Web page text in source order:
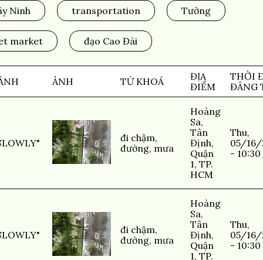
Ninh transportation Tường
market đạo Cao Đài
ẢNH TỪ KHOÁ
ĐỊA
ĐIỂM
THỜI
ĐĂNG
đi chậm,
đường, mưa
Hoàng
Sa,
Tân
Định,
Quận
1, TP.
HCM
Thu,
05/16/
- 10:30
đi chậm,
đường, mưa
Hoàng
Sa,
Tân
Định,
Quận
1, TP.
Thu,
05/16/
- 10:30